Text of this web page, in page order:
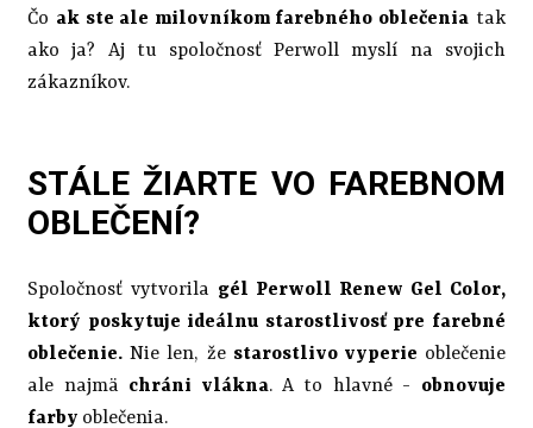
Čo ak ste ale milovníkom farebného oblečenia tak
ako ja? Aj tu spoločnosť Perwoll myslí na svojich
zákazníkov.
STÁLE ŽIARTE VO FAREBNOM
OBLEČENÍ?
Spoločnosť vytvorila gél Perwoll Renew Gel Color,
ktorý poskytuje ideálnu starostlivosť pre farebné
oblečenie. Nie len, že starostlivo vyperie oblečenie
ale najmä chráni vlákna. A to hlavné - obnovuje
farby oblečenia.